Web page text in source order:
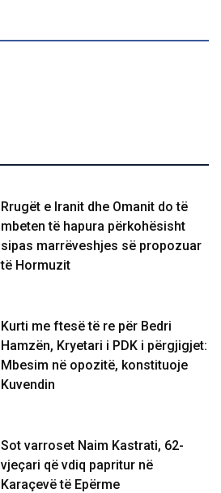
Rrugët e Iranit dhe Omanit do të
mbeten të hapura përkohësisht
sipas marrëveshjes së propozuar
të Hormuzit
Kurti me ftesë të re për Bedri
Hamzën, Kryetari i PDK i përgjigjet:
Mbesim në opozitë, konstituoje
Kuvendin
Sot varroset Naim Kastrati, 62-
vjeçari që vdiq papritur në
Karaçevë të Epërme